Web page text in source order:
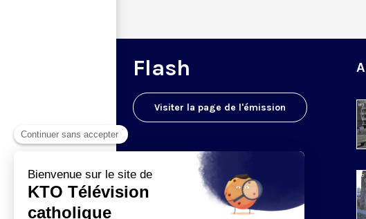
Flash
Visiter la page de l'émission